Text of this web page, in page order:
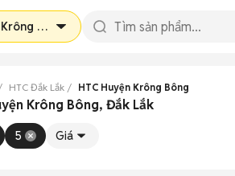
Bông
HTC Đắk Lắk HTC Huyện Krông Bông
Krông Bông, Đắk Lắk
5 Giá